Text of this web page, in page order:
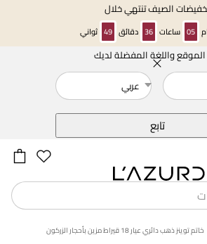
الصيف تنتهي خلال
05 ساعات 36 دقائق 49 ثواني
الموقع واللغة المفضلة لديك
عربي
تابع
خاتم توينز ذهب دائري عيار 18 قيراط مزين بأحجار الزركون